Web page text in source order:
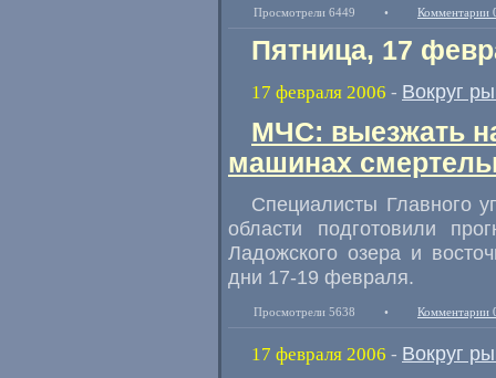
Просмотрели 6449 • Комментарии
Пятница, 17
17 февраля 2006 - Вокруг
МЧС: выезжать
машинах
Специалисты Главного
области подготовили
Ладожского озера и
дни 17-19 февраля.
Просмотрели 5638 • Комментарии
17 февраля 2006 - Вокруг